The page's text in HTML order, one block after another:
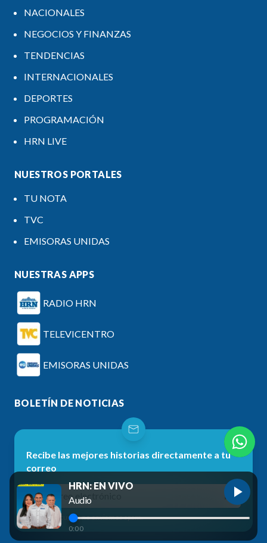
NACIONALES
NEGOCIOS Y FINANZAS
TENDENCIAS
INTERNACIONALES
DEPORTES
PROGRAMACIÓN
HRN LIVE
NUESTROS PORTALES
TU NOTA
TVC
EMISORAS UNIDAS
NUESTRAS APPS
RADIO HRN
TELEVICENTRO
EMISORAS UNIDAS
BOLETÍN DE NOTICIAS
Recibe las mejores historias directamente a tu
correo
No te preocupes, no enviamos spam.
HRN: EN VIVO
Audio
0:00